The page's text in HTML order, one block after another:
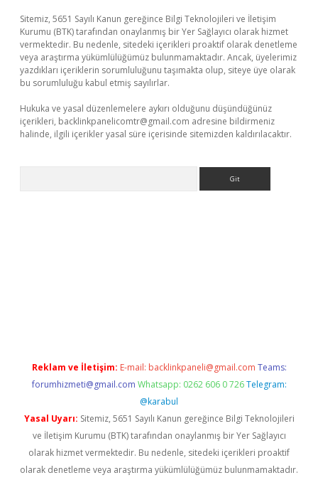
Sitemiz, 5651 Sayılı Kanun gereğince Bilgi Teknolojileri ve İletişim
Kurumu (BTK) tarafından onaylanmış bir Yer Sağlayıcı olarak hizmet
vermektedir. Bu nedenle, sitedeki içerikleri proaktif olarak denetleme
veya araştırma yükümlülüğümüz bulunmamaktadır. Ancak, üyelerimiz
yazdıkları içeriklerin sorumluluğunu taşımakta olup, siteye üye olarak
bu sorumluluğu kabul etmiş sayılırlar.
Hukuka ve yasal düzenlemelere aykırı olduğunu düşündüğünüz
içerikleri, backlinkpanelicomtr@gmail.com adresine bildirmeniz
halinde, ilgili içerikler yasal süre içerisinde sitemizden kaldırılacaktır.
Reklam ve İletişim: E-mail: backlinkpaneli@gmail.com Teams:
forumhizmeti@gmail.com Whatsapp: 0262 606 0 726 Telegram:
@karabul
Yasal Uyarı: Sitemiz, 5651 Sayılı Kanun gereğince Bilgi Teknolojileri
ve İletişim Kurumu (BTK) tarafından onaylanmış bir Yer Sağlayıcı
olarak hizmet vermektedir. Bu nedenle, sitedeki içerikleri proaktif
olarak denetleme veya araştırma yükümlülüğümüz bulunmamaktadır.